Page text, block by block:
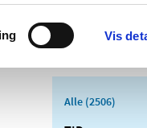
Vis
Alle (2506)